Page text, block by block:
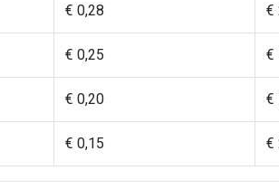
€ 0,28 €
€ 0,25 €
€ 0,20 €
€ 0,15 €